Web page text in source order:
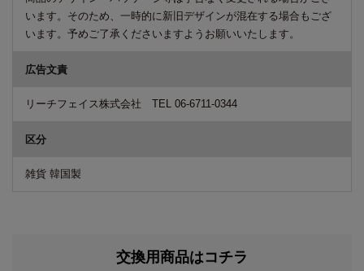
います。そのため、一時的に新旧デザインが混在する場合もござ
います。予めご了承くださいますようお願いいたします。
広告文責
リーチフェイス株式会社 TEL 06-6711-0344
区分
雑貨 韓国製
交換用商品はコチラ